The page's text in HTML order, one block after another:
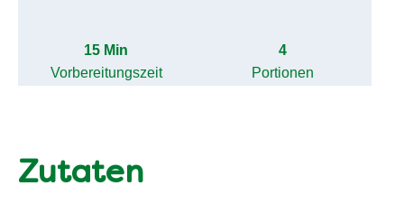
15 Min
Vorbereitungszeit
4
Portionen
Zutaten